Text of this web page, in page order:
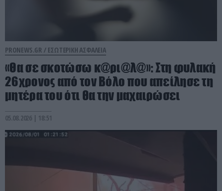
PRONEWS.GR / ΕΣΩΤΕΡΙΚΗ ΑΣΦΑΛΕΙΑ
«Θα σε σκοτώσω κ@ρι@λ@»: Στη φυλακή
26χρονος από τον Βόλο που απείλησε τη
μητέρα του ότι θα την μαχαιρώσει
05.08.2026 | 18:51